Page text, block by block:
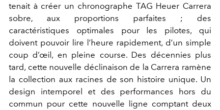
tenait à créer un chronographe TAG Heuer Carrera
sobre, aux proportions parfaites ; des
caractéristiques optimales pour les pilotes, qui
doivent pouvoir lire l’heure rapidement, d’un simple
coup d’œil, en pleine course. Des décennies plus
tard, cette nouvelle déclinaison de la Carrera ramène
la collection aux racines de son histoire unique. Un
design intemporel et des performances hors du
commun pour cette nouvelle ligne comptant deux